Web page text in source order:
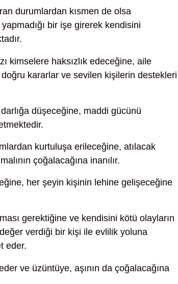
durumlardan kısmen de olsa
bir işe girerek kendisini
kimselere haksızlık edeceğine, aile
kararlar ve sevilen kişilerin destekleri
düşeceğine, maddi gücünü
kurtuluşa erileceğine, atılacak
çoğalacağına inanılır.
her şeyin kişinin lehine gelişeceğine
gerektiğine ve kendisini kötü olayların
verdiği bir kişi ile evlilik yoluna
eder.
ve üzüntüye, aşının da çoğalacağına